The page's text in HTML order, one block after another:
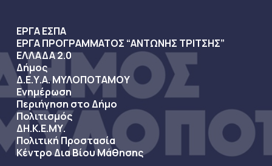
ΕΡΓΑ ΕΣΠΑ
ΕΡΓΑ ΠΡΟΓΡΑΜΜΑΤΟΣ “ΑΝΤΩΝΗΣ ΤΡΙΤΣΗΣ”
ΕΛΛΑΔΑ 2.0
Δήμος
Δ.Ε.Υ.Α. ΜΥΛΟΠΟΤΑΜΟΥ
Ενημέρωση
Περιήγηση στο Δήμο
Πολιτισμός
ΔΗ.Κ.Ε.ΜΥ.
Πολιτική Προστασία
Κέντρο Δια Βίου Μάθησης